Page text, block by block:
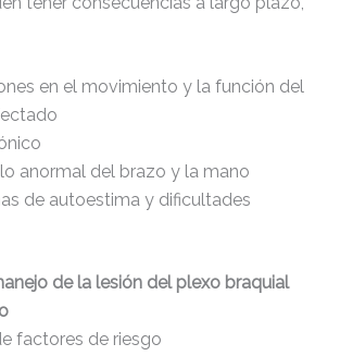
en el movimiento y la función del
anormal del brazo y la mano
de autoestima y dificultades
de la lesión del plexo braquial
factores de riesgo